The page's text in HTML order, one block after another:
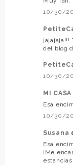
10/30/
jajajaja!!!
del blog
10/30/
MI CASA
Esa
10/30/
Susana
Esa
¡Me